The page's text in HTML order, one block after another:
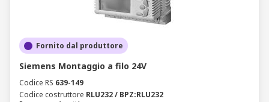
Fornito dal produttore
Siemens Montaggio a filo 24V
Codice RS 639-149
Codice costruttore RLU232 / BPZ:RLU232